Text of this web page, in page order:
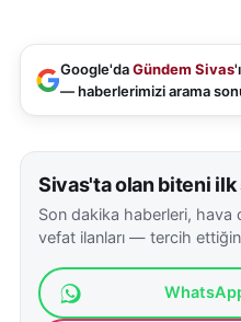
Google'daGündem Sivas'ı
— haberlerimizi arama
Sivas'ta olan biteni
Son dakika haberleri, hava
vefat ilanları — tercih